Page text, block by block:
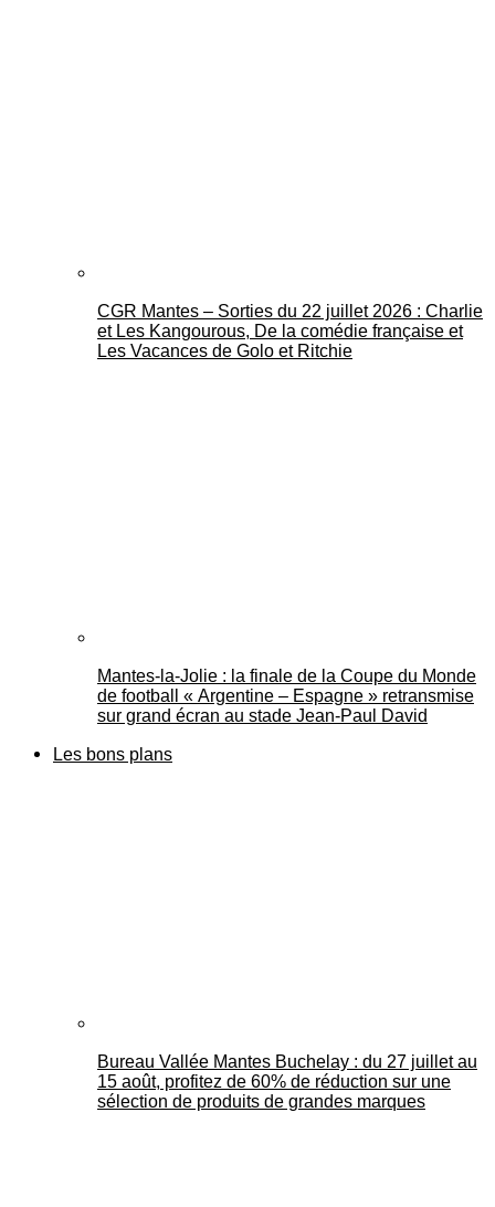
CGR Mantes – Sorties du 22 juillet 2026 : Charlie
et Les Kangourous, De la comédie française et
Les Vacances de Golo et Ritchie
Mantes-la-Jolie : la finale de la Coupe du Monde
de football « Argentine – Espagne » retransmise
sur grand écran au stade Jean-Paul David
Les bons plans
Bureau Vallée Mantes Buchelay : du 27 juillet au
15 août, profitez de 60% de réduction sur une
sélection de produits de grandes marques